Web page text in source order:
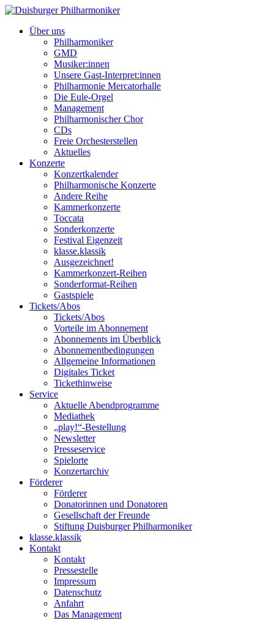
Über uns
Philharmoniker
GMD
Musiker:innen
Unsere Gast-Interpret:innen
Philharmonie Mercatorhalle
Die Eule-Orgel
Management
Philharmonischer Chor
CDs
Freie Orchesterstellen
Aktuelles
Konzerte
Konzertkalender
Philharmonische Konzerte
Andere Reihe
Kammerkonzerte
Toccata
Sonderkonzerte
Festival Eigenzeit
klasse.klassik
Ausgezeichnet!
Kammerkonzert-Reihen
Sonderformat-Reihen
Gastspiele
Tickets/Abos
Tickets/Abos
Vorteile im Abonnement
Abonnements im Überblick
Abonnement­bedingungen
Allgemeine Informationen
Digitales Ticket
Ticket­hinweise
Service
Aktuelle Abendprogramme
Mediathek
„play!“-Bestellung
Newsletter
Presseservice
Spielorte
Konzertarchiv
Förderer
Förderer
Donatorinnen und Donatoren
Gesellschaft der Freunde
Stiftung Duisburger Philharmoniker
klasse.klassik
Kontakt
Kontakt
Pressestelle
Impressum
Datenschutz
Anfahrt
Das Management